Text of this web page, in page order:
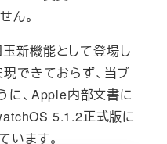
ん。
新機能として登場し
できておらず、当ブ
に、Apple内部文書に
5.1.2正式版に
います。